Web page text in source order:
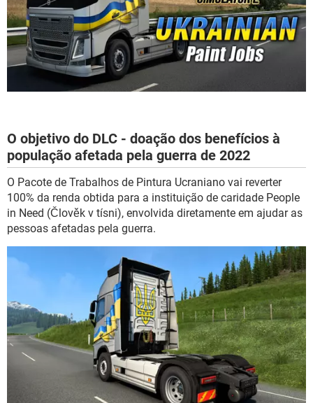
O objetivo do DLC - doação dos benefícios à
população afetada pela guerra de 2022
O Pacote de Trabalhos de Pintura Ucraniano vai reverter
100% da renda obtida para a instituição de caridade People
in Need (Člověk v tísni), envolvida diretamente em ajudar as
pessoas afetadas pela guerra.